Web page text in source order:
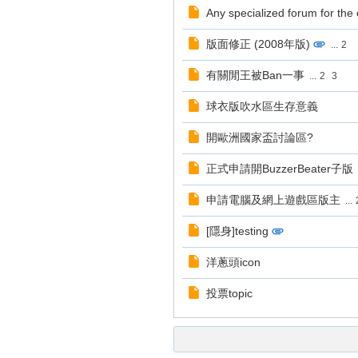
Any specialized forum for the
版面修正 (2008年版) ... 2
有關閒王被Ban一事 ... 2 3
球衣版吹水區生存意義
開歐洲國家盃討論區?
正式申請開BuzzerBeater子版
申請電腦及網上遊戲區版主 ...
[隱身]testing
洋蔥頭icon
投票topic